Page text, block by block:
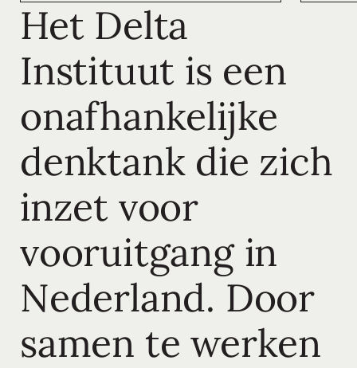
Het Delta
Instituut is een
onafhankelijke
denktank die zich
inzet voor
vooruitgang in
Nederland. Door
samen te werken